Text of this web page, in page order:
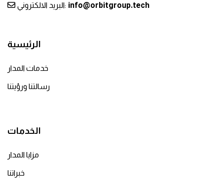
البريد الالكتروني: info@orbitgroup.tech
الرئيسية
خدمات المدار
رسالتنا ورؤيتنا
الخدمات
مزايا المدار
خبراتنا